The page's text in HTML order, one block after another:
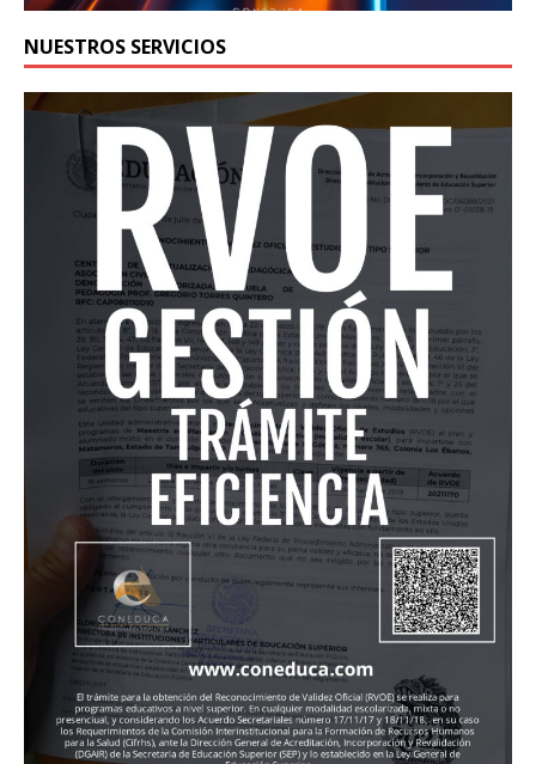
NUESTROS SERVICIOS